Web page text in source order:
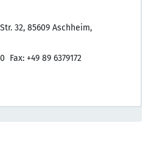
32, 85609 Aschheim,
Fax: +49 89 6379172